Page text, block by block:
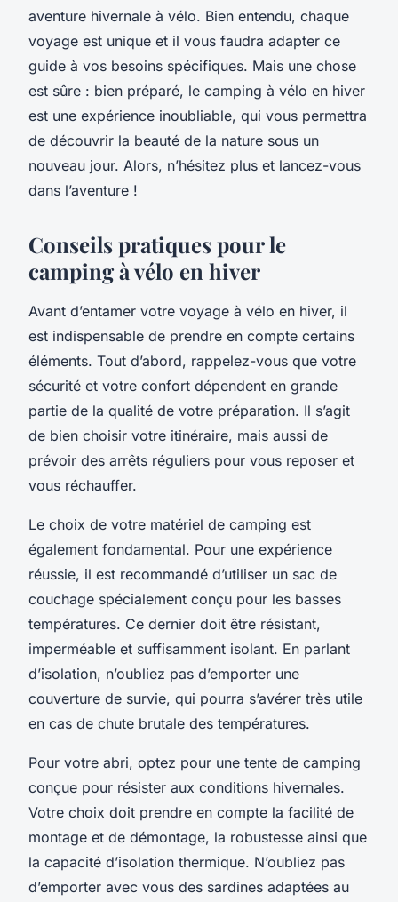
aventure hivernale à vélo. Bien entendu, chaque
voyage est unique et il vous faudra adapter ce
guide à vos besoins spécifiques. Mais une chose
est sûre : bien préparé, le camping à vélo en hiver
est une expérience inoubliable, qui vous permettra
de découvrir la beauté de la nature sous un
nouveau jour. Alors, n’hésitez plus et lancez-vous
dans l’aventure !
Conseils pratiques pour le
camping à vélo en hiver
Avant d’entamer votre voyage à vélo en hiver, il
est indispensable de prendre en compte certains
éléments. Tout d’abord, rappelez-vous que votre
sécurité et votre confort dépendent en grande
partie de la qualité de votre préparation. Il s’agit
de bien choisir votre itinéraire, mais aussi de
prévoir des arrêts réguliers pour vous reposer et
vous réchauffer.
Le choix de votre matériel de camping est
également fondamental. Pour une expérience
réussie, il est recommandé d’utiliser un sac de
couchage spécialement conçu pour les basses
températures. Ce dernier doit être résistant,
imperméable et suffisamment isolant. En parlant
d’isolation, n’oubliez pas d’emporter une
couverture de survie, qui pourra s’avérer très utile
en cas de chute brutale des températures.
Pour votre abri, optez pour une tente de camping
conçue pour résister aux conditions hivernales.
Votre choix doit prendre en compte la facilité de
montage et de démontage, la robustesse ainsi que
la capacité d’isolation thermique. N’oubliez pas
d’emporter avec vous des sardines adaptées au